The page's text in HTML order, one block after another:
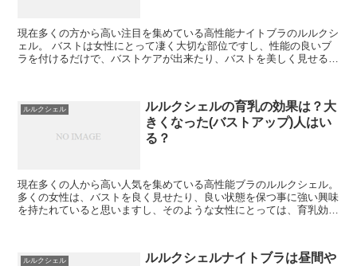
現在多くの方から高い注目を集めている高性能ナイトブラのルルクシ
ェル。 バストは女性にとって凄く大切な部位ですし、性能の良いブ
ラを付けるだけで、バストケアが出来たり、バストを美しく見せる事
ルルクシェル
ルルクシェルの育乳の効果は？大
きくなった(バストアップ)人はい
る？
現在多くの人から高い人気を集めている高性能ブラのルルクシェル。
多くの女性は、バストを良く見せたり、良い状態を保つ事に強い興味
を持たれていると思いますし、そのような女性にとっては、育乳効果
ルルクシェル
ルルクシェルナイトブラは昼間や